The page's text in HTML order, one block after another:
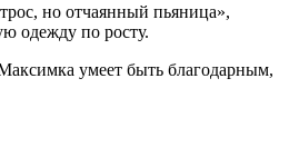
но отчаянный пьяница»,
одежду по росту.
умеет быть благодарным,